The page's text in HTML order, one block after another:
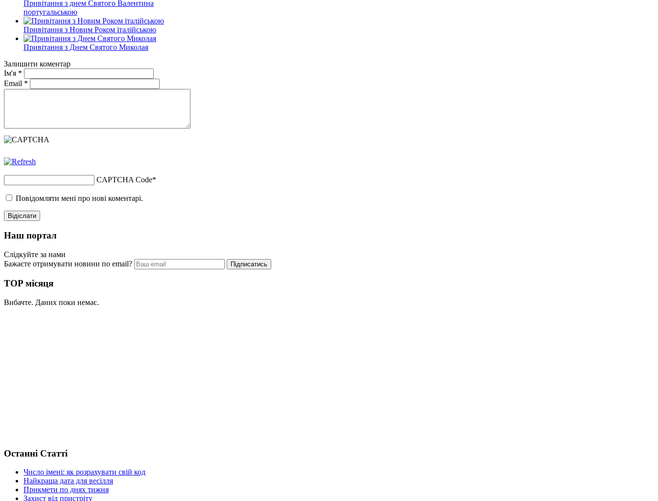
Привітання з днем Святого Валентина
португальською
Привітання з Новим Роком італійською
Привітання з Днем Святого Миколая
Залишити коментар
Ім'я *
Email *
CAPTCHA Code*
Повідомляти мені про нові коментарі.
Наш портал
Слідкуйте за нами
Бажаєте отримувати новини по email?
TOP місяця
Вибачте. Даних поки немає.
Останні Статті
Число імені: як розрахувати свій код
Найкраща дата для весілля
Прикмети по днях тижня
Захист від пристріту